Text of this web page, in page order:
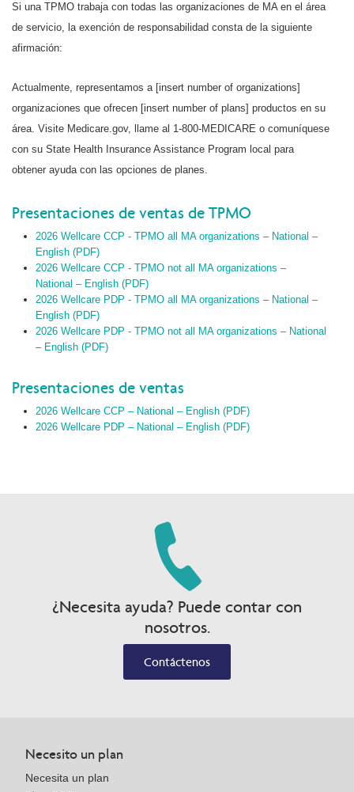
Si una TPMO trabaja con todas las organizaciones de MA en el área
de servicio, la exención de responsabilidad consta de la siguiente
afirmación:
Actualmente, representamos a [insert number of organizations]
organizaciones que ofrecen [insert number of plans] productos en su
área. Visite Medicare.gov, llame al 1-800-MEDICARE o comuníquese
con su State Health Insurance Assistance Program local para
obtener ayuda con las opciones de planes.
Presentaciones de ventas de TPMO
2026 Wellcare CCP - TPMO all MA organizations – National –
English (PDF)
2026 Wellcare CCP - TPMO not all MA organizations –
National – English (PDF)
2026 Wellcare PDP - TPMO all MA organizations – National –
English (PDF)
2026 Wellcare PDP - TPMO not all MA organizations – National
– English (PDF)
Presentaciones de ventas
2026 Wellcare CCP – National – English (PDF)
2026 Wellcare PDP – National – English (PDF)
¿Necesita ayuda? Puede contar con
nosotros.
Contáctenos
Necesito un plan
Necesita un plan